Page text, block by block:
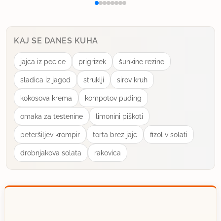
KAJ SE DANES KUHA
jajca iz pecice prigrizek šunkine rezine
sladica iz jagod struklji sirov kruh
kokosova krema kompotov puding
omaka za testenine limonini piškoti
peteršiljev krompir torta brez jajc fizol v solati
drobnjakova solata rakovica